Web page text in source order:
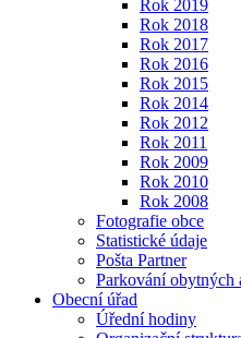
Rok 2019
Rok 2018
Rok 2017
Rok 2016
Rok 2015
Rok 2014
Rok 2012
Rok 2011
Rok 2009
Rok 2010
Rok 2008
Fotografie obce
Statistické údaje
Pošta Partner
Parkování obytných
Obecní úřad
Úřední hodiny